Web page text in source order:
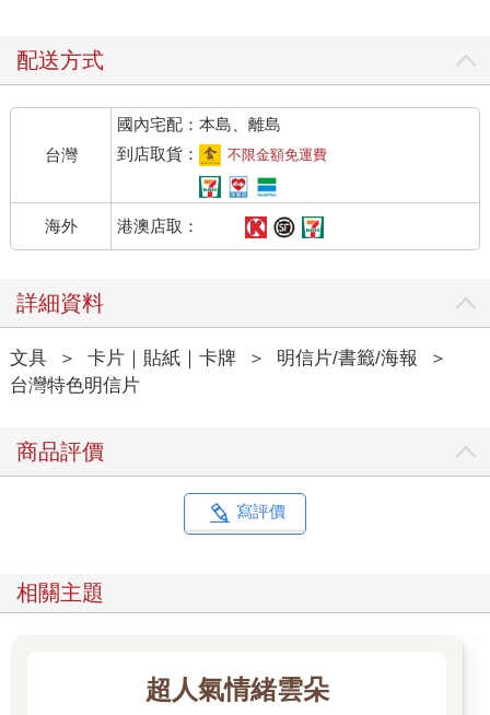
配送方式
台灣
國內宅配：本島、離島
到店取貨：
不限金額免運費
海外 港澳店取：
詳細資料
文具 ＞ 卡片｜貼紙｜卡牌 ＞ 明信片/書籤/海報
＞
台灣特色明信片
商品評價
寫評價
相關主題
超人氣情緒雲朵